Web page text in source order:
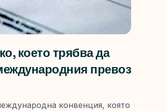
което трябва да
превоз
конвенция, която